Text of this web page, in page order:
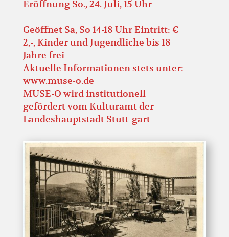
Eröffnung So., 24. Juli, 15 Uhr
Geöffnet Sa, So 14-18 Uhr Eintritt: €
2,-, Kinder und Jugendliche bis 18
Jahre frei
Aktuelle Informationen stets unter:
www.muse-o.de
MUSE-O wird institutionell
gefördert vom Kulturamt der
Landeshauptstadt Stutt-gart